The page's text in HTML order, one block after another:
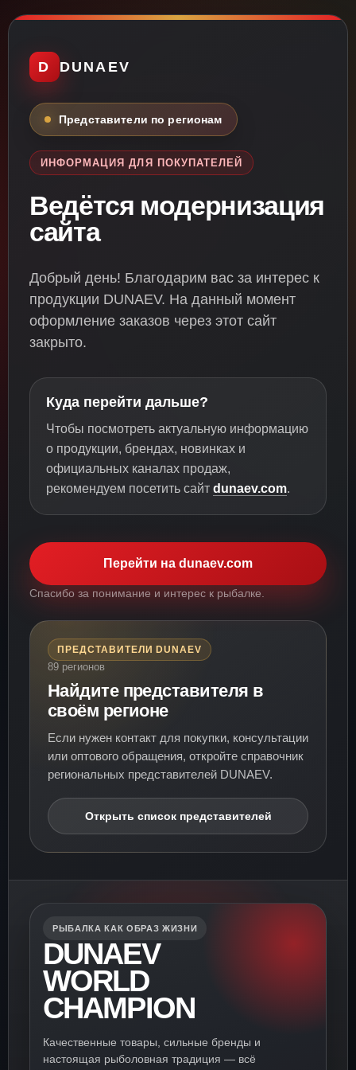
D DUNAEV
Представители по регионам
ИНФОРМАЦИЯ ДЛЯ ПОКУПАТЕЛЕЙ
Ведётся модернизация
сайта
Добрый день! Благодарим вас за интерес к
продукции DUNAEV. На данный момент
оформление заказов через этот сайт
закрыто.
Куда перейти дальше?
Чтобы посмотреть актуальную информацию
о продукции, брендах, новинках и
официальных каналах продаж,
рекомендуем посетить сайт dunaev.com.
Перейти на dunaev.com
Спасибо за понимание и интерес к рыбалке.
ПРЕДСТАВИТЕЛИ DUNAEV
89 регионов
Найдите представителя в
своём регионе
Если нужен контакт для покупки, консультации
или оптового обращения, откройте справочник
региональных представителей DUNAEV.
Открыть список представителей
РЫБАЛКА КАК ОБРАЗ ЖИЗНИ
DUNAEV
WORLD
CHAMPION
Качественные товары, сильные бренды и
настоящая рыболовная традиция — всё